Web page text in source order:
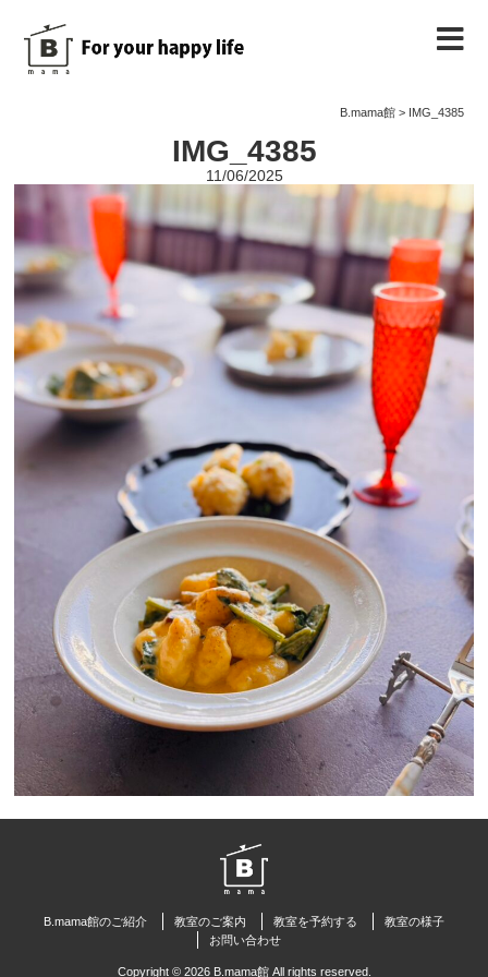
B.mama館> IMG_4385
IMG_4385
11/06/2025
B.mama館のご紹介 教室のご案内 教室を予約する
教室の様子
お問い合わせ
Copyright © 2026 B.mama館 All rights reserved.
教室のご案内
教室を予約する
教室の様子
ノート
お問い合わせ